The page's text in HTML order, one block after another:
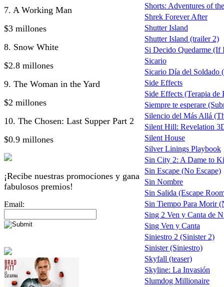
7. A Working Man
$3 millones
8. Snow White
$2.8 millones
9. The Woman in the Yard
$2 millones
10. The Chosen: Last Supper Part 2
$0.9 millones
¡Recibe nuestras promociones y gana
fabulosos premios!
Email:
Shorts: Adventures of
Shrek Forever After
Shutter Island
Shutter Island (trailer 2)
Si Decido Quedarme (If
Sicario
Sicario Día del Soldado
Side Effects
Side Effects (Terapia de
Siempre te esperare
Silencio del Más Allá
Silent Hill: Revelation
Silent House
Silver Linings Playbook
Sin City 2: A Dame to
Sin Escape (No Escape)
Sin Nombre
Sin Salida (Escape
Sin Tiempo Para Morir
Sing 2 Ven y Canta de
Sing Ven y Canta
Siniestro 2 (Sinister 2)
Sinister (Siniestro)
Skyfall (teaser)
Skyline: La Invasión
Slumdog Millionaire